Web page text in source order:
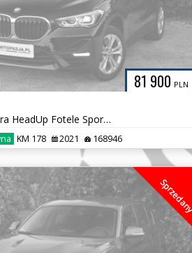
81 900 PLN
BMW X1 Skóra HeadUp Fotele Sport FULL LED 100% Bezwypadkowa Śliczna
KM 178 2021 168946
Sprzedany